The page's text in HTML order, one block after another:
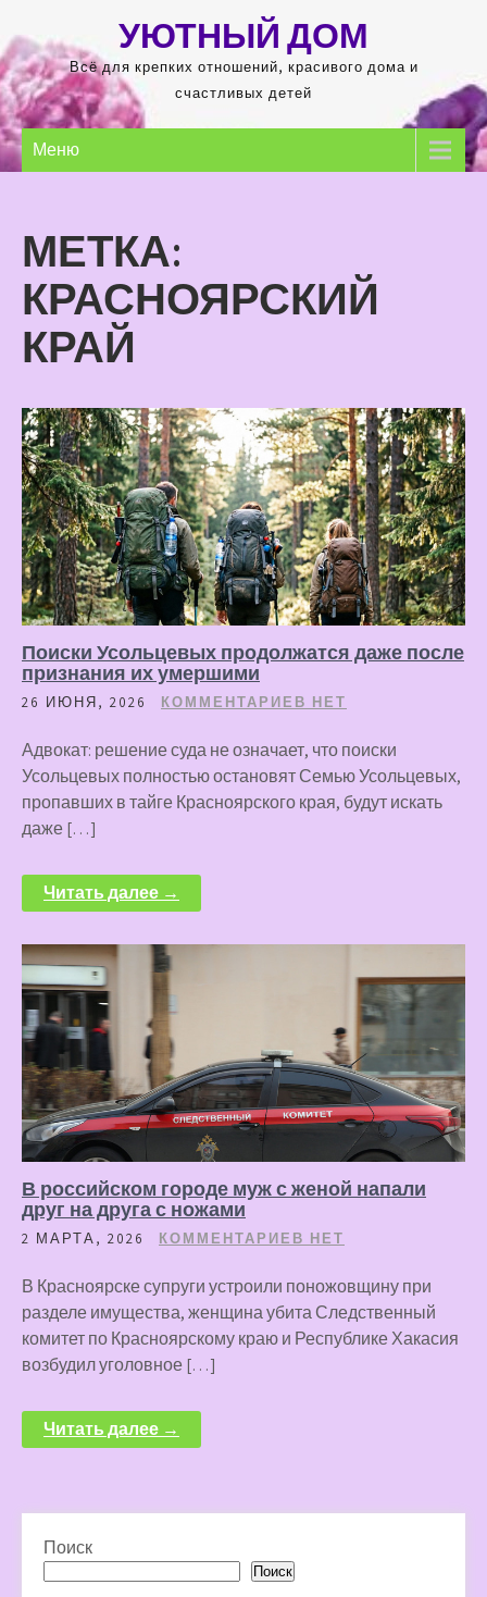
содержимому
УЮТНЫЙ ДОМ
Всё для крепких отношений, красивого дома и
счастливых детей
Меню
МЕТКА:
КРАСНОЯРСКИЙ
КРАЙ
Поиски Усольцевых продолжатся даже после
признания их умершими
26 ИЮНЯ, 2026 КОММЕНТАРИЕВ НЕТ
Адвокат: решение суда не означает, что поиски
Усольцевых полностью остановят Семью Усольцевых,
пропавших в тайге Красноярского края, будут искать
даже […]
Читать далее →
В российском городе муж с женой напали
друг на друга с ножами
2 МАРТА, 2026 КОММЕНТАРИЕВ НЕТ
В Красноярске супруги устроили поножовщину при
разделе имущества, женщина убита Следственный
комитет по Красноярскому краю и Республике Хакасия
возбудил уголовное […]
Читать далее →
Поиск
Поиск